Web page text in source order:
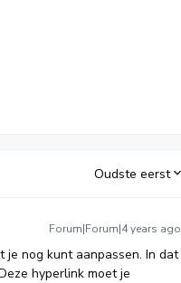
Oudste eerst
Forum|Forum|4 years ago
je nog kunt aanpassen. In dat
hyperlink moet je